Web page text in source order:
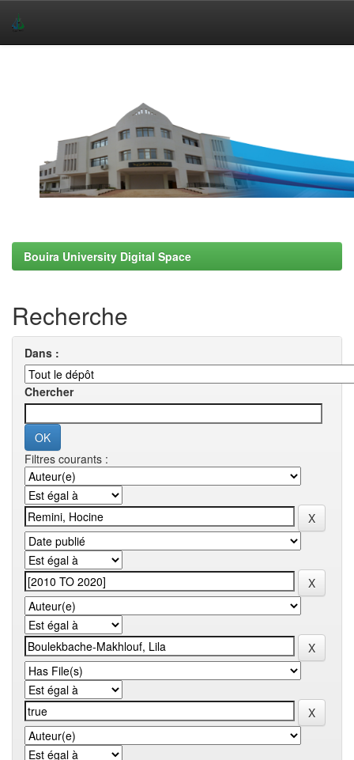
Bouira University Digital Space
Recherche
Dans :
Chercher
Filtres courants :